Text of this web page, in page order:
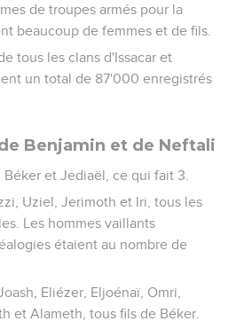
de troupes armés pour la
beaucoup de femmes et de fils.
tous les clans d'Issacar et
un total de 87'000 enregistrés
Benjamin et de Neftali
et Jediaël, ce qui fait 3.
Uziel, Jerimoth et Iri, tous les
Les hommes vaillants
étaient au nombre de
Eliézer, Eljoénaï, Omri,
et Alameth, tous fils de Béker.